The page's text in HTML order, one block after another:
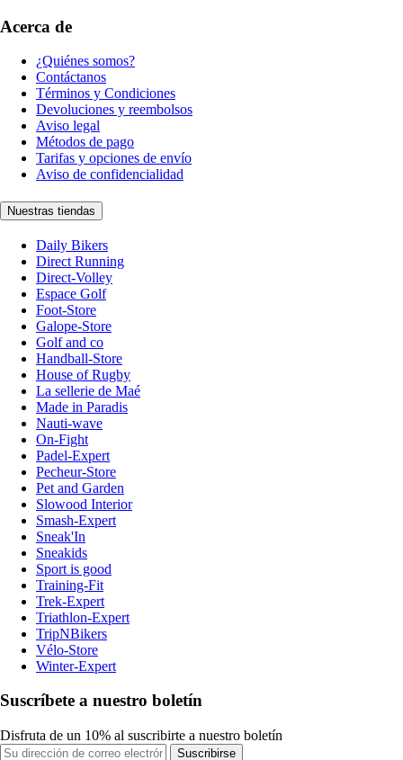
Acerca de
¿Quiénes somos?
Contáctanos
Términos y Condiciones
Devoluciones y reembolsos
Aviso legal
Métodos de pago
Tarifas y opciones de envío
Aviso de confidencialidad
Nuestras tiendas
Daily Bikers
Direct Running
Direct-Volley
Espace Golf
Foot-Store
Galope-Store
Golf and co
Handball-Store
House of Rugby
La sellerie de Maé
Made in Paradis
Nauti-wave
On-Fight
Padel-Expert
Pecheur-Store
Pet and Garden
Slowood Interior
Smash-Expert
Sneak'In
Sneakids
Sport is good
Training-Fit
Trek-Expert
Triathlon-Expert
TripNBikers
Vélo-Store
Winter-Expert
Suscríbete a nuestro boletín
Disfruta de un 10% al suscribirte a nuestro boletín
Suscribirse